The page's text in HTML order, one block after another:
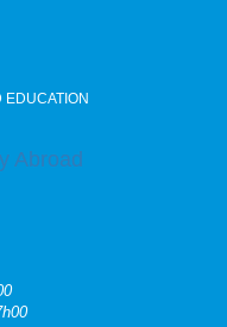
EDUCATION
Abroad